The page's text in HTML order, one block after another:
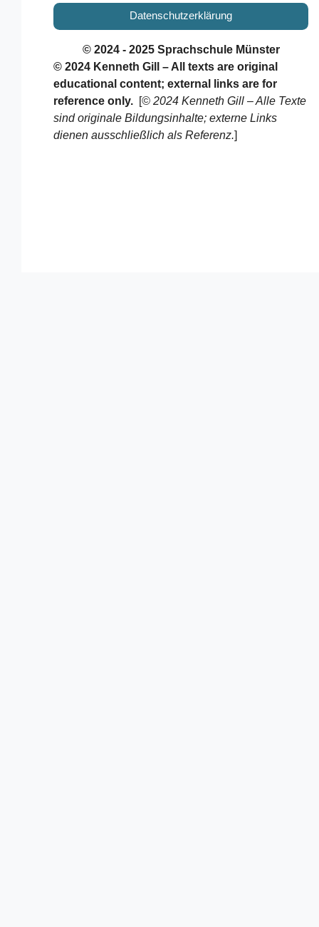
Datenschutzerklärung
© 2024 - 2025 Sprachschule Münster
© 2024 Kenneth Gill – All texts are original
educational content; external links are for
reference only. [© 2024 Kenneth Gill – Alle Texte
sind originale Bildungsinhalte; externe Links
dienen ausschließlich als Referenz.]